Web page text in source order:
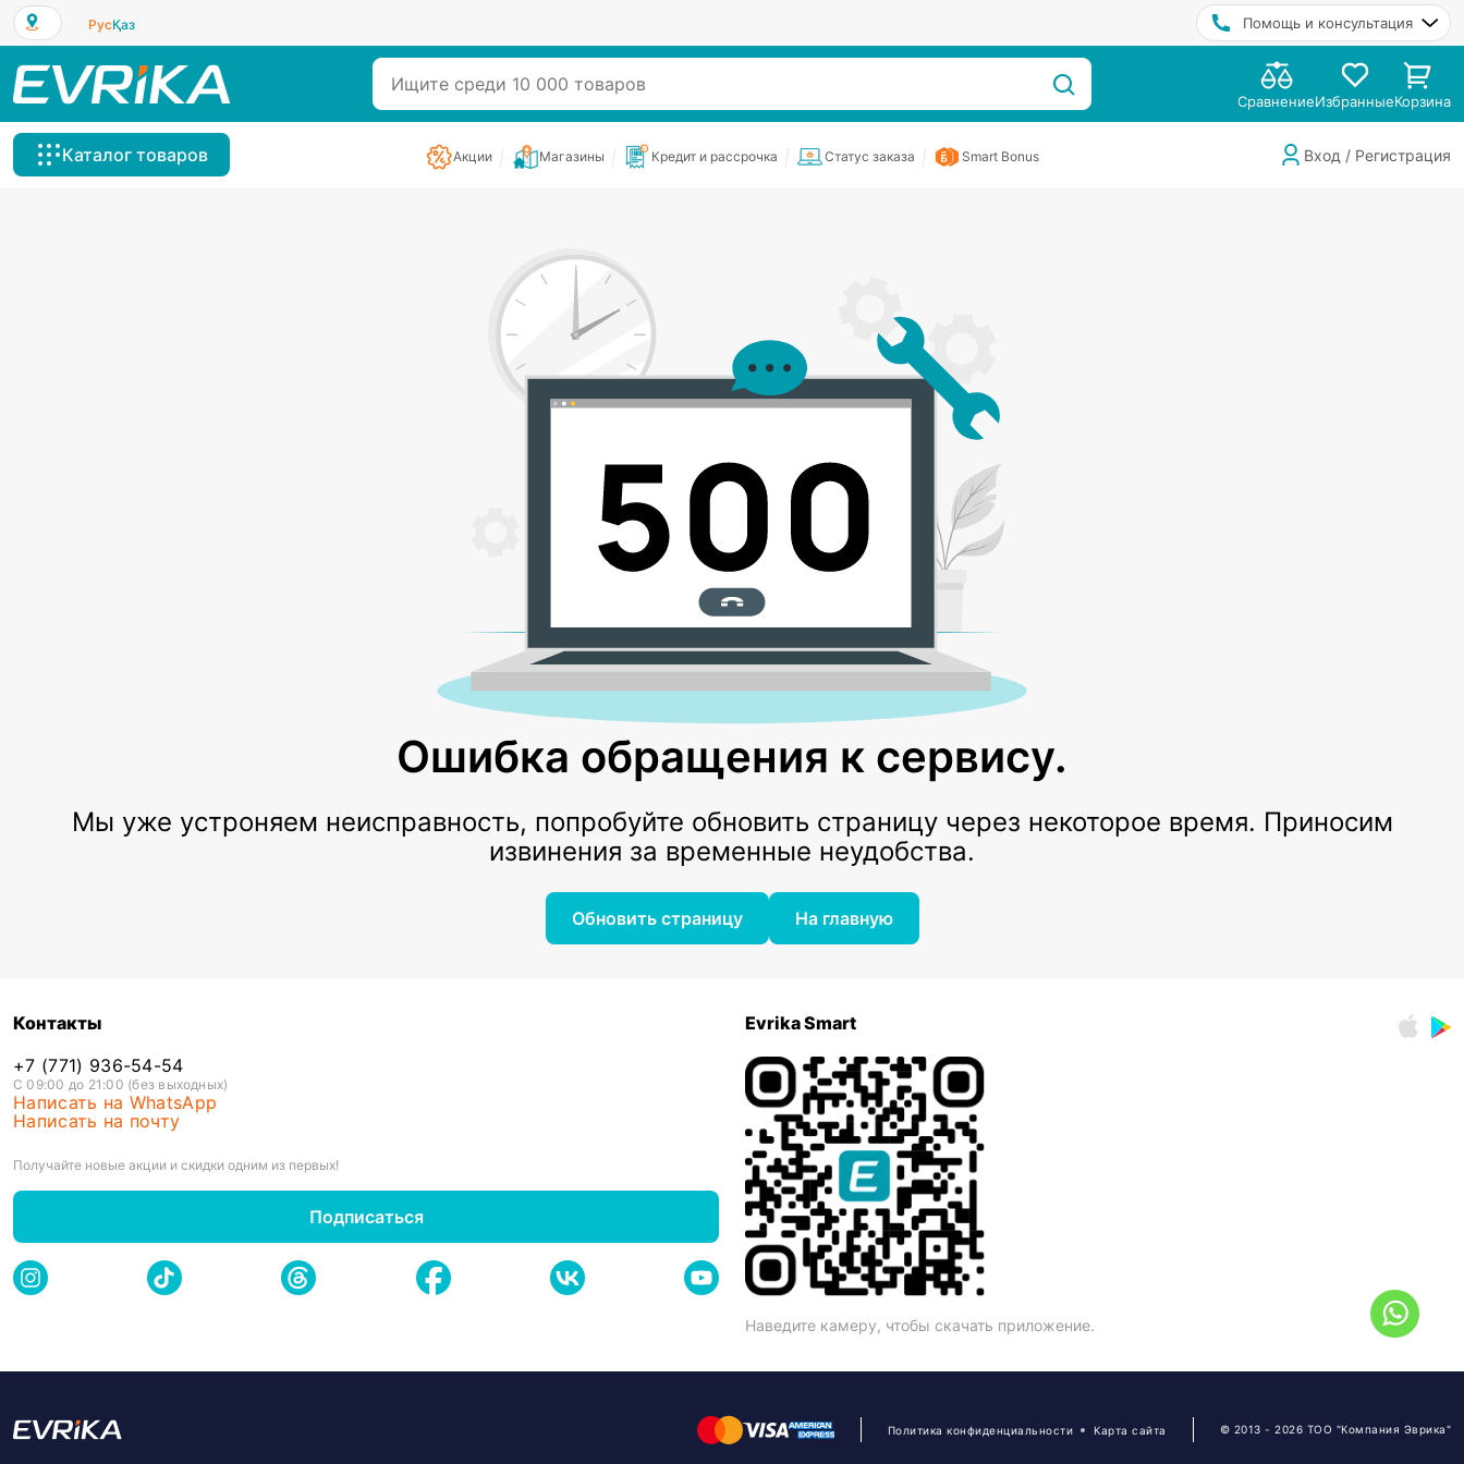
РусҚаз Помощь и консультация
СравнениеИзбранныеКорзина
Каталог товаров Акции Магазины Кредит и рассрочка Статус заказа Smart Bonus Вход / Регистрация
Ошибка обращения к сервису.
Мы уже устроняем неисправность, попробуйте обновить страницу через некоторое время. Приносим
извинения за временные неудобства.
Обновить страницу На главную
Контакты
+7 (771) 936-54-54
С 09:00 до 21:00 (без выходных)
Написать на WhatsApp
Написать на почту
Получайте новые акции и скидки одним из первых!
Подписаться
Evrika Smart
Наведите камеру, чтобы скачать приложение.
Политика конфиденциальности Карта сайта © 2013 - 2026 ТОО "Компания Эврика"